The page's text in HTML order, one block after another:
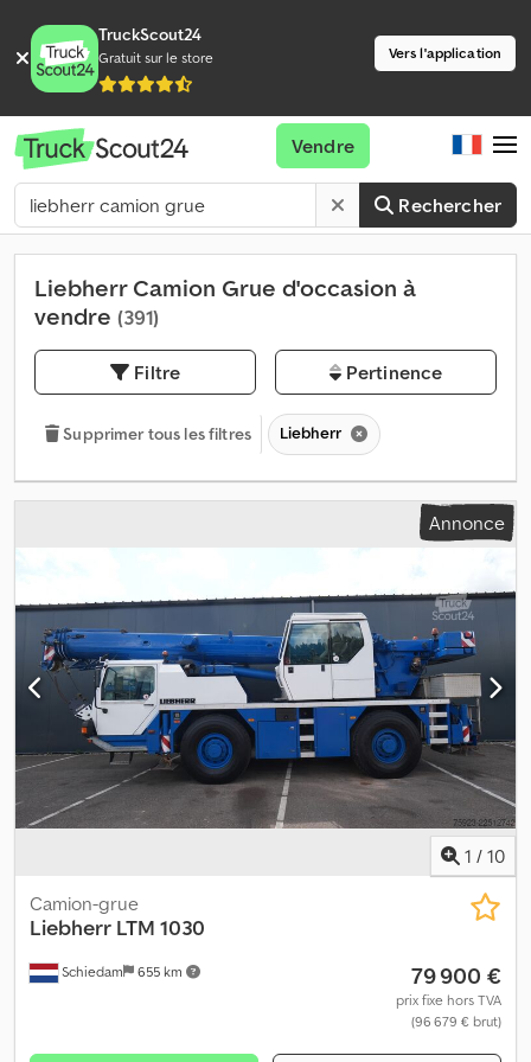
TruckScout24
Gratuit sur le store Vers l'application
Rechercher
Vendre
Liebherr Camion Grue d'occasion à
vendre (391)
Filtre Pertinence
Supprimer tous les filtres Liebherr
Annonce
1 / 10
Schiedam 655 km
Camion-grue
Liebherr LTM 1030
79 900 €
prix fixe hors TVA
(96 679 € brut)